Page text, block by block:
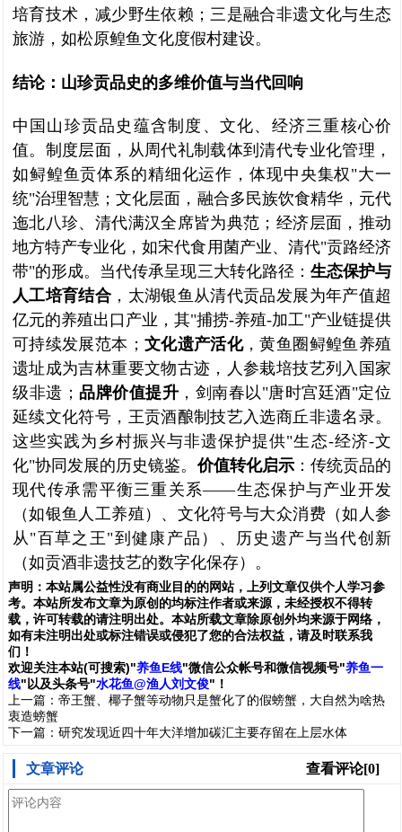
培育技术，减少野生依赖；三是融合非遗文化与生态
旅游，如松原鳇鱼文化度假村建设。
结论：山珍贡品史的多维价值与当代回响
中国山珍贡品史蕴含制度、文化、经济三重核心价
值。制度层面，从周代礼制载体到清代专业化管理，
如鲟鳇鱼贡体系的精细化运作，体现中央集权"大一
统"治理智慧；文化层面，融合多民族饮食精华，元代
迤北八珍、清代满汉全席皆为典范；经济层面，推动
地方特产专业化，如宋代食用菌产业、清代"贡路经济
带"的形成。当代传承呈现三大转化路径： 生态保护与
人工培育结合 ，太湖银鱼从清代贡品发展为年产值超
亿元的养殖出口产业，其"捕捞-养殖-加工"产业链提供
可持续发展范本； 文化遗产活化，黄鱼圈鲟鳇鱼养殖
遗址成为吉林重要文物古迹，人参栽培技艺列入国家
级非遗； 品牌价值提升 ，剑南春以"唐时宫廷酒"定位
延续文化符号，王贡酒酿制技艺入选商丘非遗名录。
这些实践为乡村振兴与非遗保护提供"生态-经济-文
化"协同发展的历史镜鉴。价值转化启示：传统贡品的
现代传承需平衡三重关系——生态保护与产业开发
（如银鱼人工养殖）、文化符号与大众消费（如人参
从"百草之王"到健康产品）、历史遗产与当代创新
（如贡酒非遗技艺的数字化保存）。
声明： 本站属公益性没有商业目的的网站，上列文章仅供个人学习参
考。本站所发布文章为原创的均标注作者或来源，未经授权不得转
载，许可转载的请注明出处。本站所载文章除原创外均来源于网络，
如有未注明出处或标注错误或侵犯了您的合法权益，请及时联系我
们 ！
欢迎关注本站(可搜索)"养鱼E线"微信公众帐号和微信视频号"养鱼一
线" 以及头条号"水花鱼@渔人刘文俊"！
上一篇： 帝王蟹、椰子蟹等动物只是蟹化了的假螃蟹，大自然为啥热
衷造螃蟹
下一篇： 研究发现近四十年大洋增加碳汇主要存留在上层水体
查看评论[0]
文章评论